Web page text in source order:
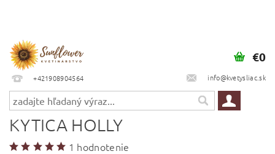
+421908904564 info@kvetysliac.sk
€0
KYTICA HOLLY
1 hodnotenie